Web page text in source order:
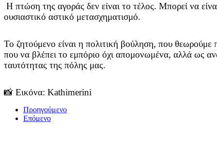
Η πτώση της αγοράς δεν είναι το τέλος. Μπορεί να
ουσιαστικό αστικό μετασχηματισμό.
Το ζητούμενο είναι η πολιτική βούληση, που θεωρούμε
που να βλέπει το εμπόριο όχι απομονωμένα, αλλά ως
ταυτότητας της πόλης μας.
📸 Εικόνα: Kathimerini
Προηγούμενο
Επόμενο